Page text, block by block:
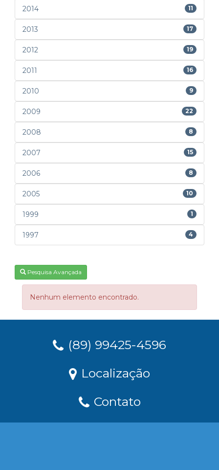
2014 11
2013 17
2012 19
2011 16
2010 9
2009 22
2008 8
2007 15
2006 8
2005 10
1999 1
1997 4
Pesquisa Avançada
Nenhum elemento encontrado.
(89) 99425-4596
Localização
Contato